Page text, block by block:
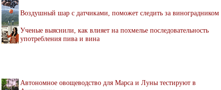
Воздушный шар с датчиками, поможет следить за виноградником
Ученые выяснили, как влияет на похмелье последовательность
употребления пива и вина
Автономное овощеводство для Марса и Луны тестируют в